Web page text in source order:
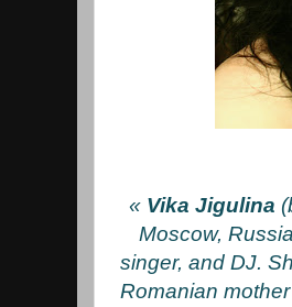
« Vika Jigulina
Moscow,
singer, and DJ.
Romanian